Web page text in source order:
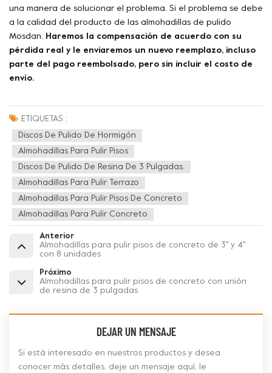
una manera de solucionar el problema. Si el problema se debe
a la calidad del producto de las almohadillas de pulido
Mosdan, Haremos la compensación de acuerdo con su
pérdida real y le enviaremos un nuevo reemplazo, incluso
parte del pago reembolsado, pero sin incluir el costo de
envío.
ETIQUETAS :
Discos De Pulido De Hormigón
Almohadillas Para Pulir Pisos
Discos De Pulido De Resina De 3 Pulgadas.
Almohadillas Para Pulir Terrazo
Almohadillas Para Pulir Pisos De Concreto
Almohadillas Para Pulir Concreto
Anterior
Almohadillas para pulir pisos de concreto de 3'' y 4''
con 8 unidades
Próximo
Almohadillas para pulir pisos de concreto con unión
de resina de 3 pulgadas
DEJAR UN MENSAJE
Si está interesado en nuestros productos y desea
conocer más detalles, deje un mensaje aquí, le